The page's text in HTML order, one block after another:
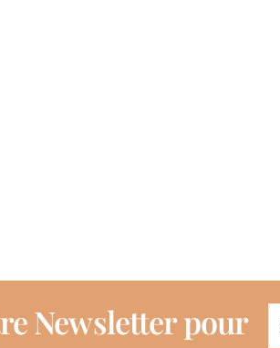
Newsletter pour